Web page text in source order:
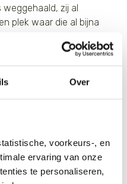
Over
voorkeurs-, en
ervaring van onze
te personaliseren,
zij al
plek waar die al bijna
We verliezen veel
om de verloren natuur